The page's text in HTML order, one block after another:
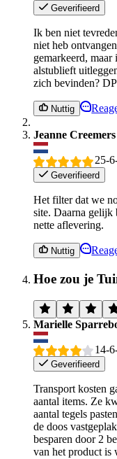
Geverifieerd
Ik ben niet
niet heb
gemarkeerd,
alstublieft
zich bevinden?
Nuttig
Jeanne Creemers
25-
Geverifieerd
Het filter dat we
site. Daarna gelijk
nette aflevering.
Nuttig
Hoe zou je
Marielle
14-
Geverifieerd
Transport kosten
aantal items. Ze
aantal tegels
de doos
besparen door 2
van het product is